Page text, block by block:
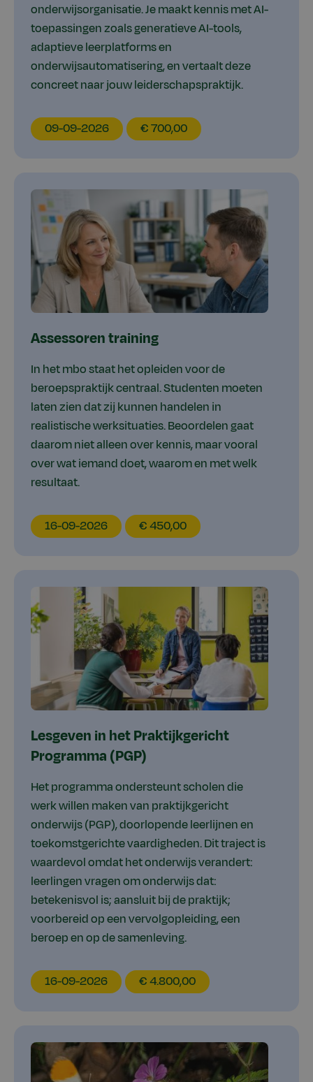
onderwijsorganisatie. Je maakt kennis met AI-
toepassingen zoals generatieve AI-tools,
adaptieve leerplatforms en
onderwijsautomatisering, en vertaalt deze
concreet naar jouw leiderschapspraktijk.
EducationDate
09-09-2026 EducationPrice
€ 700,00
Assessoren training
In het mbo staat het opleiden voor de
beroepspraktijk centraal. Studenten moeten
laten zien dat zij kunnen handelen in
realistische werksituaties. Beoordelen gaat
daarom niet alleen over kennis, maar vooral
over wat iemand doet, waarom en met welk
resultaat.
EducationDate
16-09-2026 EducationPrice
€ 450,00
Lesgeven in het Praktijkgericht
Programma (PGP)
Het programma ondersteunt scholen die
werk willen maken van praktijkgericht
onderwijs (PGP), doorlopende leerlijnen en
toekomstgerichte vaardigheden. Dit traject is
waardevol omdat het onderwijs verandert:
leerlingen vragen om onderwijs dat:
betekenisvol is; aansluit bij de praktijk;
voorbereid op een vervolgopleiding, een
beroep en op de samenleving.
EducationDate
16-09-2026 EducationPrice
€ 4.800,00